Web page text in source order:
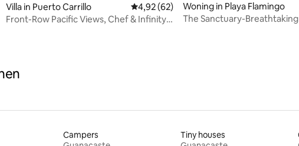
beoordeling van 4,77 uit 5, 43 recensies
Villa in Puerto Carrillo Gemiddelde beoordeling van 4,92 uit 5,
4,92 (62)
Front-Row Pacific Views, Chef & Infinity
Woning in Playa Flamingo
The Sanctuary-
Campers
Tiny houses